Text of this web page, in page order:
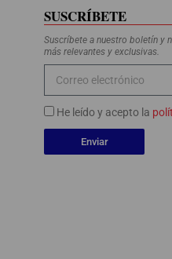
SUSCRÍBETE
Suscríbete a nuestro boletín y
más relevantes y exclusivas.
He leído y acepto la
Enviar